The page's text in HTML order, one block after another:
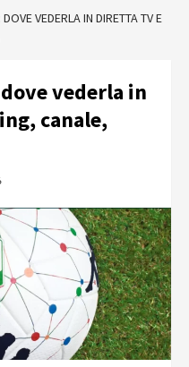
VEDERLA IN DIRETTA TV E
dove vederla in
canale,